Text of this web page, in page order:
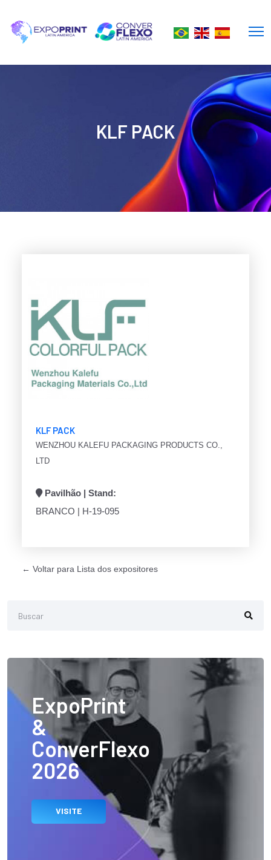
KLF PACK
KLF PACK
WENZHOU KALEFU PACKAGING PRODUCTS CO.,
LTD
Pavilhão | Stand:
BRANCO | H-19-095
← Voltar para Lista dos expositores
ExpoPrint
&
ConverFlexo
2026
VISITE